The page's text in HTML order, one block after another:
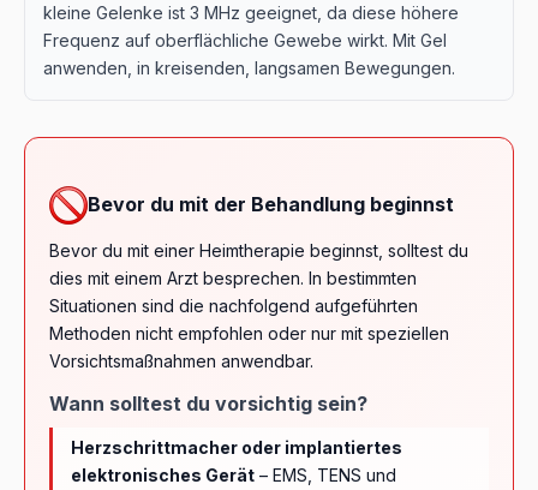
kleine Gelenke ist 3 MHz geeignet, da diese höhere
Frequenz auf oberflächliche Gewebe wirkt. Mit Gel
anwenden, in kreisenden, langsamen Bewegungen.
Bevor du mit der Behandlung beginnst
Bevor du mit einer Heimtherapie beginnst, solltest du
dies mit einem Arzt besprechen. In bestimmten
Situationen sind die nachfolgend aufgeführten
Methoden nicht empfohlen oder nur mit speziellen
Vorsichtsmaßnahmen anwendbar.
Wann solltest du vorsichtig sein?
Herzschrittmacher oder implantiertes
elektronisches Gerät – EMS, TENS und